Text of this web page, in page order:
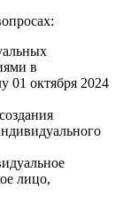
в
01 октября 2024
лицо,